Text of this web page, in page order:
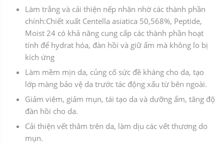
Làm trắng và cải thiện nếp nhăn nhờ các thành phần
chính:Chiết xuất Centella asiatica 50,568%, Peptide,
Moist 24 có khả năng cung cấp các thành phần hoạt
tính để hydrat hóa, đàn hồi và giữ ẩm mà không lo bị
kích ứng
Làm mềm mịn da, củng cố sức đề kháng cho da, tạo
lớp màng bảo vệ da trước tác động xấu từ bên ngoài.
Giảm viêm, giảm mụn, tái tạo da và dưỡng ẩm, tăng độ
đàn hồi cho da.
Cải thiện vết thâm trên da, làm dịu các vết thương do
mụn.